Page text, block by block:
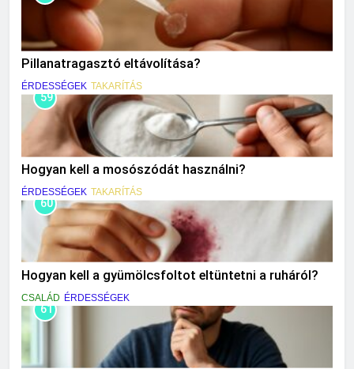
Pillanatragasztó eltávolítása?
ÉRDESSÉGEK TAKARÍTÁS
59
Hogyan kell a mosószódát használni?
ÉRDESSÉGEK TAKARÍTÁS
60
Hogyan kell a gyümölcsfoltot eltüntetni a ruháról?
CSALÁD ÉRDESSÉGEK
61